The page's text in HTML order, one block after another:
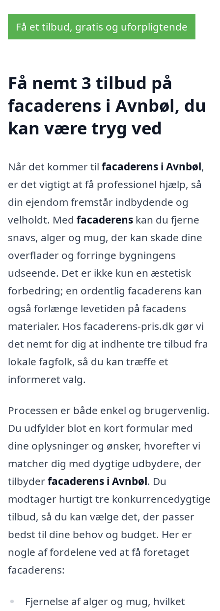
Få et tilbud, gratis og uforpligtende
Få nemt 3 tilbud på
facaderens i Avnbøl, du
kan være tryg ved
Når det kommer til facaderens i Avnbøl,
er det vigtigt at få professionel hjælp, så
din ejendom fremstår indbydende og
velholdt. Med facaderens kan du fjerne
snavs, alger og mug, der kan skade dine
overflader og forringe bygningens
udseende. Det er ikke kun en æstetisk
forbedring; en ordentlig facaderens kan
også forlænge levetiden på facadens
materialer. Hos facaderens-pris.dk gør vi
det nemt for dig at indhente tre tilbud fra
lokale fagfolk, så du kan træffe et
informeret valg.
Processen er både enkel og brugervenlig.
Du udfylder blot en kort formular med
dine oplysninger og ønsker, hvorefter vi
matcher dig med dygtige udbydere, der
tilbyderfacaderens i Avnbøl. Du
modtager hurtigt tre konkurrencedygtige
tilbud, så du kan vælge det, der passer
bedst til dine behov og budget. Her er
nogle af fordelene ved at få foretaget
facaderens:
Fjernelse af alger og mug, hvilket